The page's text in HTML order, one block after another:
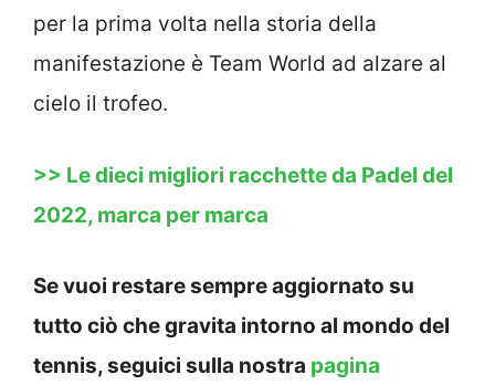
per la prima volta nella storia della
manifestazione è Team World ad alzare al
cielo il trofeo.
>> Le dieci migliori racchette da Padel del
2022, marca per marca
Se vuoi restare sempre aggiornato su
tutto ciò che gravita intorno al mondo del
tennis, seguici sulla nostra pagina